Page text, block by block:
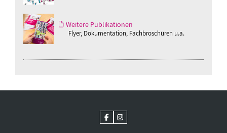
Weitere Publikationen
Flyer, Dokumentation, Fachbroschüren u.a.